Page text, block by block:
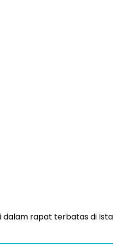
rapat terbatas di